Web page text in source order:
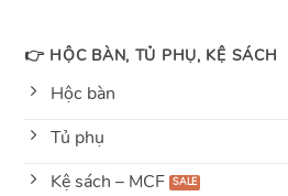
👉 HỘC BÀN, TỦ PHỤ, KỆ SÁCH
Hộc bàn
Tủ phụ
Kệ sách – MCF